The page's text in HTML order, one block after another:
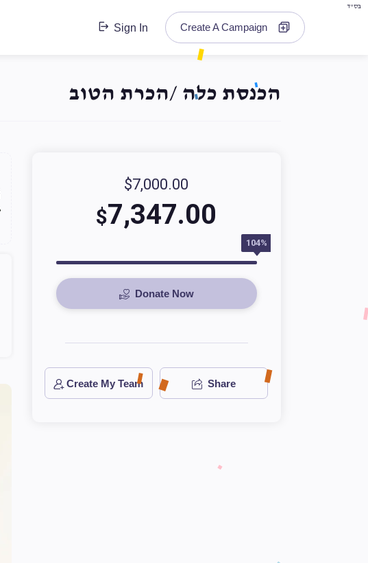
בס"ד
Sign In Create A Campaign
הכנסת כלה /הכרת הטוב
$7,000.00
$7,347.00
104%
Donate Now
Create My Team Share